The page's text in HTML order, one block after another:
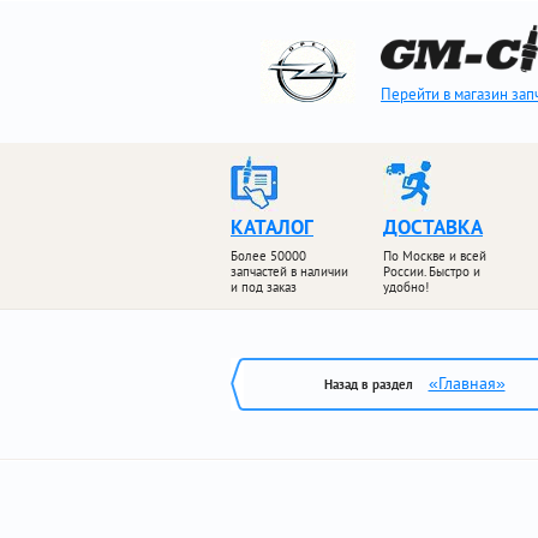
Перейти в магазин
КАТАЛОГ
Более 50000
запчастей в наличии
и под заказ
ДОСТАВКА
По Москве и всей
России. Быстро и
удобно!
Назад в раздел «Главная»